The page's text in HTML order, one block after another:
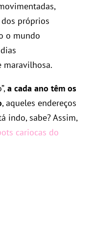
próprios
o mundo
maravilhosa.
a cada ano têm os
, aqueles endereços
indo, sabe? Assim,
cariocas do